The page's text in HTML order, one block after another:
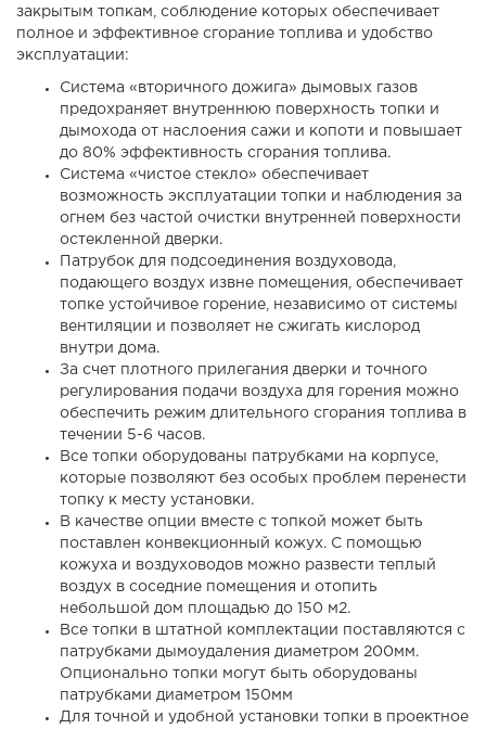
закрытым топкам, соблюдение которых обеспечивает
полное и эффективное сгорание топлива и удобство
эксплуатации:
Система «вторичного дожига» дымовых газов
предохраняет внутреннюю поверхность топки и
дымохода от наслоения сажи и копоти и повышает
до 80% эффективность сгорания топлива.
Система «чистое стекло» обеспечивает
возможность эксплуатации топки и наблюдения за
огнем без частой очистки внутренней поверхности
остекленной дверки.
Патрубок для подсоединения воздуховода,
подающего воздух извне помещения, обеспечивает
топке устойчивое горение, независимо от системы
вентиляции и позволяет не сжигать кислород
внутри дома.
За счет плотного прилегания дверки и точного
регулирования подачи воздуха для горения можно
обеспечить режим длительного сгорания топлива в
течении 5-6 часов.
Все топки оборудованы патрубками на корпусе,
которые позволяют без особых проблем перенести
топку к месту установки.
В качестве опции вместе с топкой может быть
поставлен конвекционный кожух. С помощью
кожуха и воздуховодов можно развести теплый
воздух в соседние помещения и отопить
небольшой дом площадью до 150 м2.
Все топки в штатной комплектации поставляются с
патрубками дымоудаления диаметром 200мм.
Опционально топки могут быть оборудованы
патрубками диаметром 150мм
Для точной и удобной установки топки в проектное